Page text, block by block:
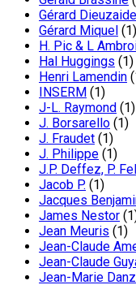
Gérard Dieuzaide
Gérard Miquel (1)
H. Pic & L
Hal Huggings (1)
Henri Lamendin
INSERM (1)
J-L. Raymond (1)
J. Borsarello (1)
J. Fraudet (1)
J. Philippe (1)
J.P. Deffez, P.
Jacob P. (1)
Jacques
James Nestor
Jean Meuris (1)
Jean-Claude
Jean-Claude
Jean-Marie